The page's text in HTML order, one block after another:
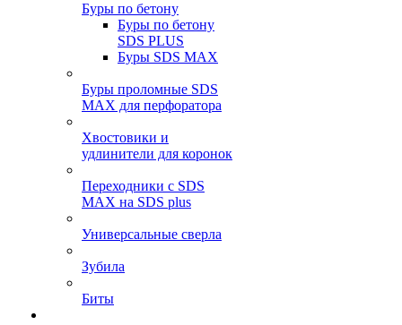
Буры по бетону
Буры по бетону
SDS PLUS
Буры SDS MAX
Буры проломные SDS
MAX для перфоратора
Хвостовики и
удлинители для коронок
Переходники с SDS
MAX на SDS plus
Универсальные сверла
Зубила
Биты